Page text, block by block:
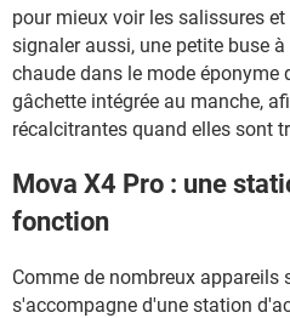
pour mieux voir les salissures
signaler aussi, une petite buse
chaude dans le mode éponyme
gâchette intégrée au manche,
récalcitrantes quand elles sont
Mova X4 Pro : une
fonction
Comme de nombreux appareils
s'accompagne d'une station